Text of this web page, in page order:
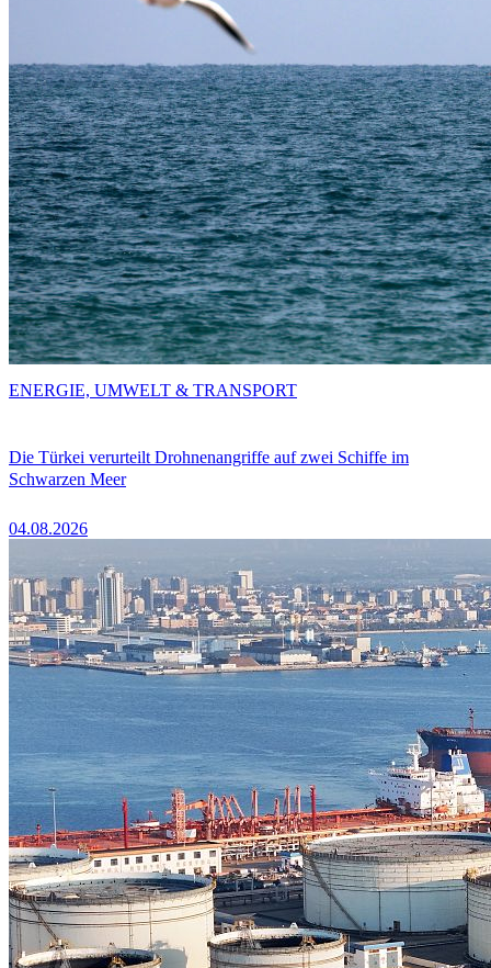
Die Türkei verurteilt Drohnenangriffe auf zwei Schiffe im
Schwarzen Meer
04.08.2026
ENERGIE, UMWELT & TRANSPORT